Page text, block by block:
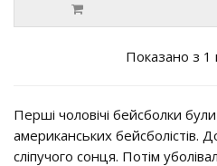
Показано з 1
Перші чоловічі бейсболки
американських бейсболістів.
сліпучого сонця. Потім